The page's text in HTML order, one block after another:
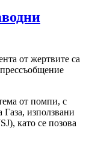
от жертвите са
от помпи, с
използвани
като се позова